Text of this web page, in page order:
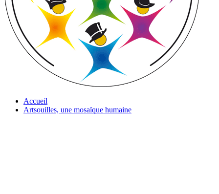
Accueil
Artsouilles, une mosaïque humaine